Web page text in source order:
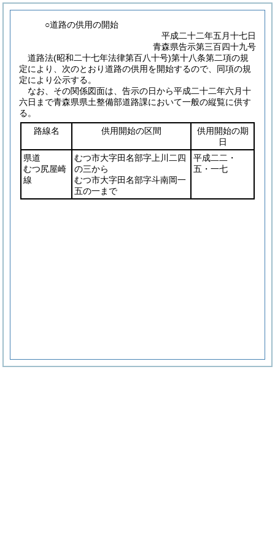
○道路の供用の開始
平成二十二年五月十七日
青森県告示第三百四十九号
道路法(昭和二十七年法律第百八十号)第十八条第二項の規
定により、次のとおり道路の供用を開始するので、同項の規
定により公示する。
なお、その関係図面は、告示の日から平成二十二年六月十
六日まで青森県県土整備部道路課において一般の縦覧に供す
る。
路線名
供用開始の区間
供用開始の期
日
県道
むつ尻屋崎
線
むつ市大字田名部字上川二四
の三から
むつ市大字田名部字斗南岡一
五の一まで
平成二二・
五・一七